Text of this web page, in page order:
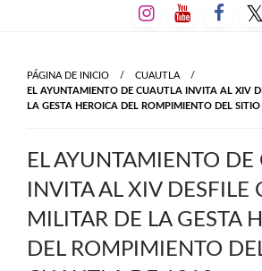
al
PÁGINA DE INICIO
CUAUTLA
EL AYUNTAMIENTO DE CUAUTLA INVITA AL XIV
LA GESTA HEROICA DEL ROMPIMIENTO DEL
EL AYUNTAMIENTO
INVITA AL XIV DESFILE
MILITAR DE LA GESTA
DEL ROMPIMIENTO